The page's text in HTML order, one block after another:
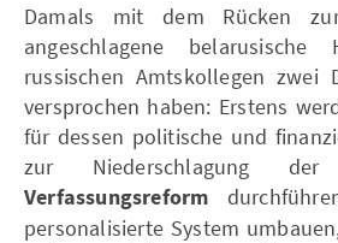
Damals mit dem Rücken
angeschlagene belarusische
russischen Amtskollegen zwei
versprochen haben: Erstens
für dessen politische und
zur Niederschlagung
Verfassungsreform
personalisierte System